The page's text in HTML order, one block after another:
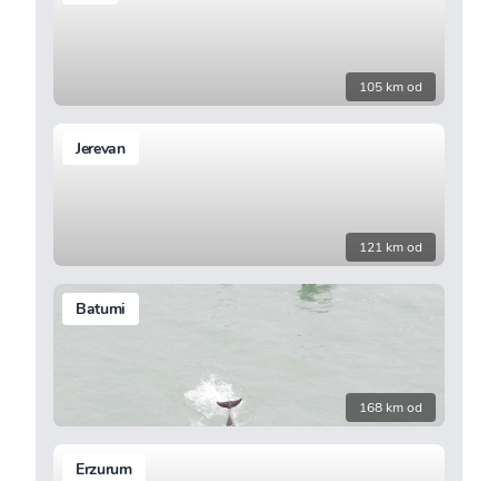
105 km od
Jerevan
121 km od
Batumi
168 km od
Erzurum